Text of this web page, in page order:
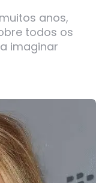
anos,
todos os
imaginar